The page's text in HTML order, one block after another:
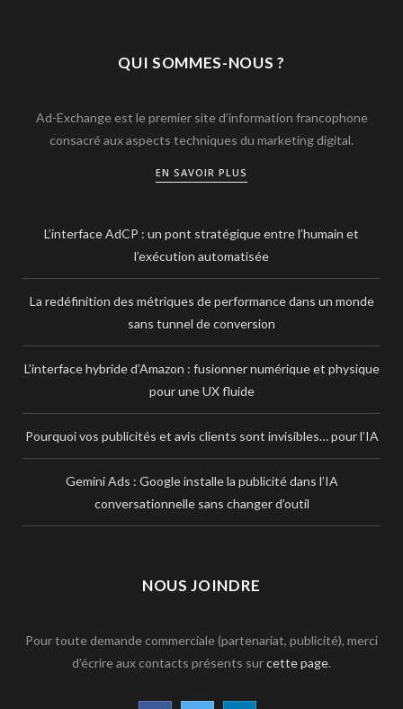
QUI SOMMES-NOUS ?
Ad-Exchange est le premier site d’information francophone
consacré aux aspects techniques du marketing digital.
EN SAVOIR PLUS
L’interface AdCP : un pont stratégique entre l’humain et
l’exécution automatisée
La redéfinition des métriques de performance dans un monde
sans tunnel de conversion
L’interface hybride d’Amazon : fusionner numérique et physique
pour une UX fluide
Pourquoi vos publicités et avis clients sont invisibles… pour l’IA
Gemini Ads : Google installe la publicité dans l’IA
conversationnelle sans changer d’outil
NOUS JOINDRE
Pour toute demande commerciale (partenariat, publicité), merci
d’écrire aux contacts présents surcette page.